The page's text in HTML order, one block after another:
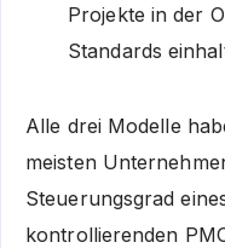
Projekte in der
Standards
Alle drei Modelle
meisten
Steuerungsgrad
kontrollierenden